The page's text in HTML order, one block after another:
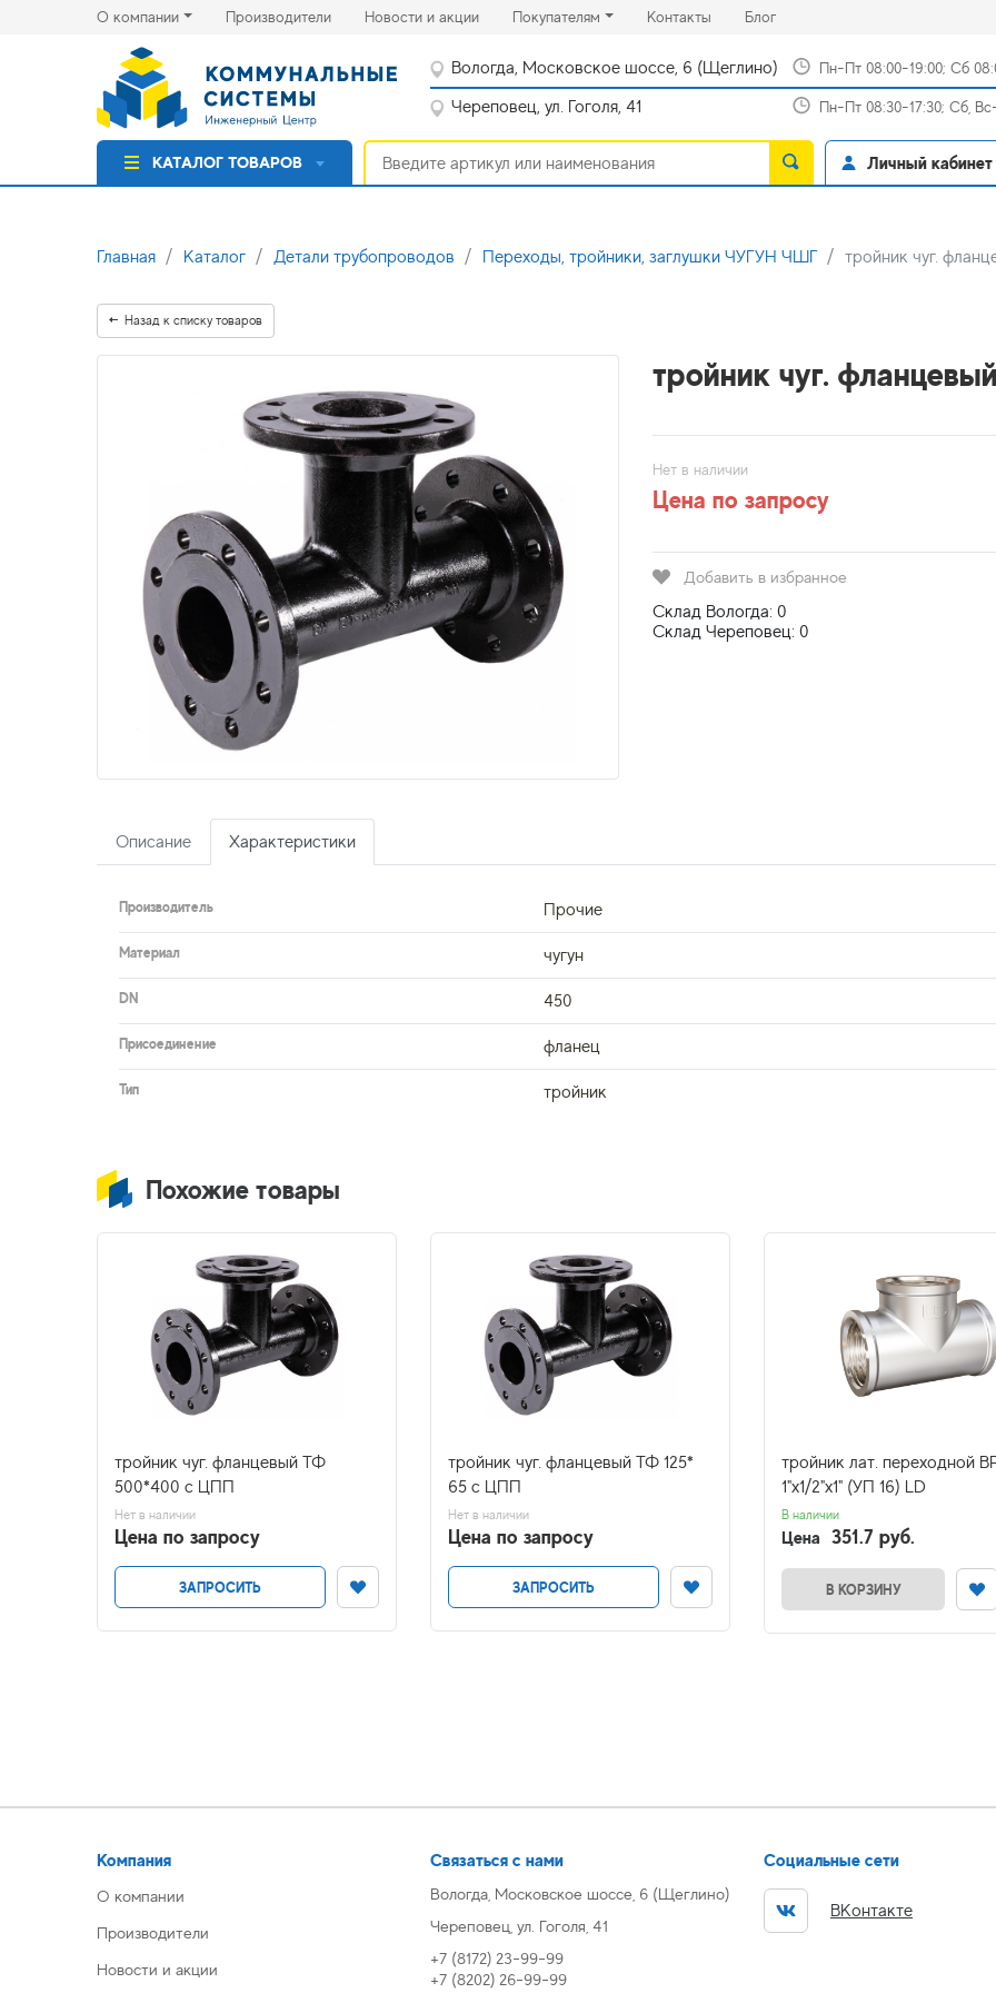
О компании Производители(current)Новости и акции(current)Покупателям Контакты(current)
Блог(current)
Вологда, Московское шоссе, 6 (Щеглино) Пн-Пт 08:00-19:00; Сб
Череповец, ул. Гоголя, 41 Пн-Пт 08:30-17:30; Сб,
КАТАЛОГ ТОВАРОВ Личный кабинет
Главная Каталог Детали трубопроводов Переходы, тройники, заглушки ЧУГУН ЧШГ тройник чуг.
Назад к списку товаров
тройник чуг.
Нет в наличии
Цена по запросу
Добавить в избранное
Склад Вологда: 0
Склад Череповец: 0
Описание Характеристики
Производитель Прочие
Материал чугун
DN 450
Присоединение фланец
Тип тройник
Похожие товары
тройник чуг. фланцевый ТФ
500*400 с ЦПП
Нет в наличии
Цена по запросу
ЗАПРОСИТЬ
тройник чуг. фланцевый ТФ 125*
65 с ЦПП
Нет в наличии
Цена по запросу
ЗАПРОСИТЬ
тройник лат. переходной
1"х1/2"х1" (УП 16) LD
В наличии
Цена 351.7 руб.
В КОРЗИНУ
Компания
О компании
Производители
Новости и акции
Связаться с нами
Вологда, Московское шоссе, 6 (Щеглино)
Череповец, ул. Гоголя, 41
+7 (8172) 23-99-99
+7 (8202) 26-99-99
Социальные сети
ВКонтакте